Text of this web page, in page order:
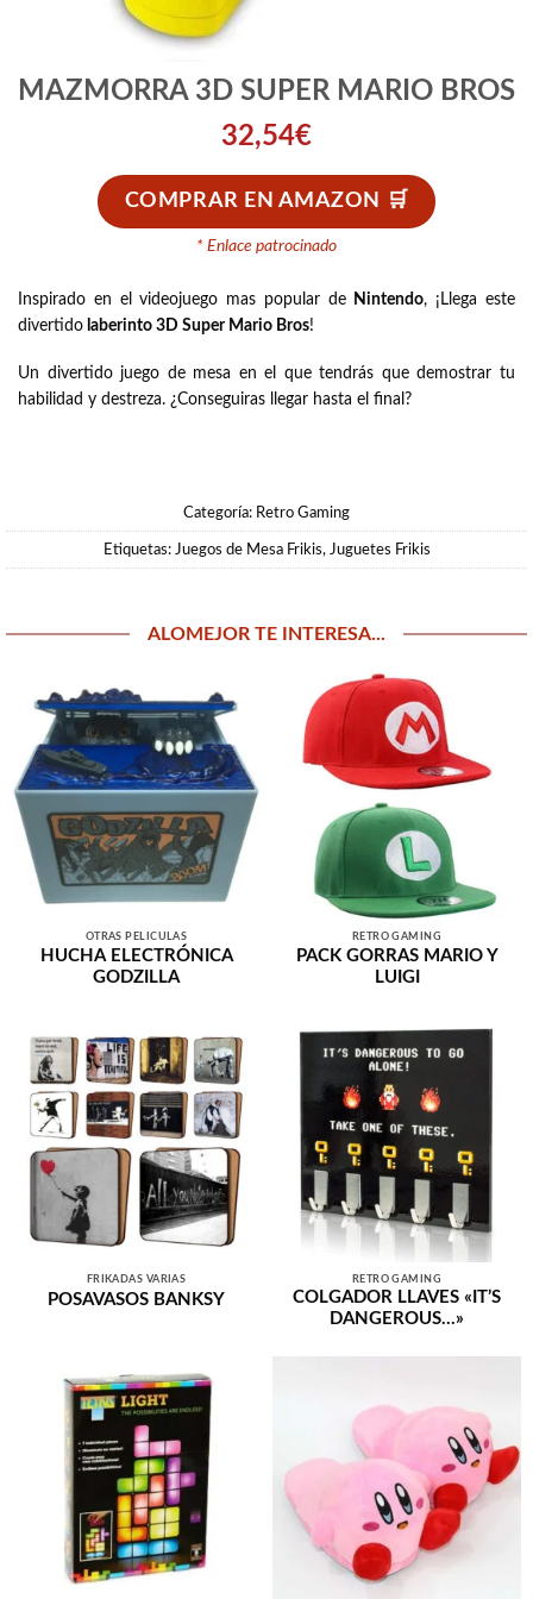
MAZMORRA 3D SUPER MARIO BROS
32,54€
COMPRAR EN AMAZON
* Enlace patrocinado
Inspirado en el videojuego mas popular de Nintendo, ¡Llega este
divertido laberinto 3D Super Mario Bros!
Un divertido juego de mesa en el que tendrás que demostrar tu
habilidad y destreza. ¿Conseguiras llegar hasta el final?
Categoría: Retro Gaming
Etiquetas: Juegos de Mesa Frikis, Juguetes Frikis
ALOMEJOR TE INTERESA...
OTRAS PELÍCULAS
HUCHA ELECTRÓNICA
GODZILLA
RETRO GAMING
PACK GORRAS MARIO Y
LUIGI
FRIKADAS VARIAS
POSAVASOS BANKSY
RETRO GAMING
COLGADOR LLAVES «IT’S
DANGEROUS…»